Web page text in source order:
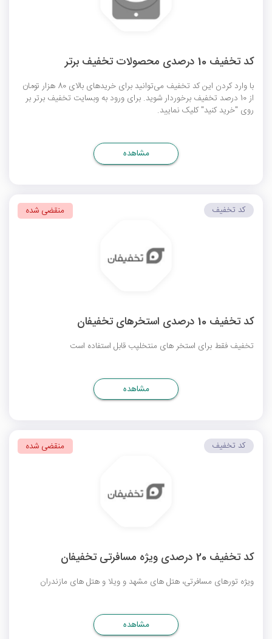
کد تخفیف 10 درصدی محصولات تخفیف برتر
با وارد کردن این کد تخفیف می‌توانید برای خریدهای بالای 80 هزار تومان
از 10 درصد تخفیف برخوردار شوید. برای ورود به وبسایت تخفیف برتر بر
روی "خرید کنید" کلیک نمایید.
مشاهده
کد تخفیف 10 درصدی استخرهای تخفیفان
تخفیف فقط برای استخر های منتخلپب قابل استفاده است
کد تخفیف منقضی شده
مشاهده
کد تخفیف 20 درصدی ویژه مسافرتی تخفیفان
ویژه تورهای مسافرتی، هتل های مشهد و ویلا و هتل های مازندران
کد تخفیف منقضی شده
مشاهده